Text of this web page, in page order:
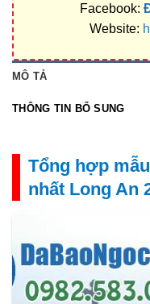
Facebook:
Website:
MÔ TẢ
THÔNG TIN BỔ SUNG
Tổng hợp
nhất Long An